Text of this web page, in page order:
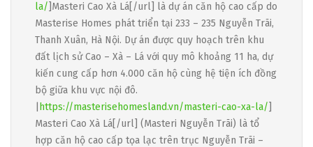
la/ ]Masteri Cao Xà Lá[/url] là dự án căn hộ cao cấp do
Masterise Homes phát triển tại 233 – 235 Nguyễn Trãi,
Thanh Xuân, Hà Nội. Dự án được quy hoạch trên khu
đất lịch sử Cao – Xà – Lá với quy mô khoảng 11 ha, dự
kiến cung cấp hơn 4.000 căn hộ cùng hệ tiện ích đồng
bộ giữa khu vực nội đô.
https://masterisehomesland.vn/masteri-cao-xa-la/
Masteri Cao Xà Lá[/url] (Masteri Nguyễn Trãi) là tổ
hợp căn hộ cao cấp tọa lạc trên trục Nguyễn Trãi –